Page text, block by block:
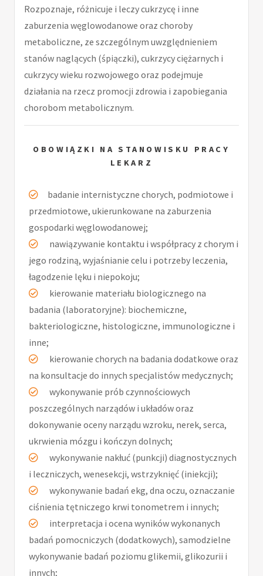
Rozpoznaje, różnicuje i leczy cukrzycę i inne
zaburzenia węglowodanowe oraz choroby
metaboliczne, ze szczególnym uwzględnieniem
stanów naglących (śpiączki), cukrzycy ciężarnych i
cukrzycy wieku rozwojowego oraz podejmuje
działania na rzecz promocji zdrowia i zapobiegania
chorobom metabolicznym.
OBOWIĄZKI NA STANOWISKU PRACY
LEKARZ
badanie internistyczne chorych, podmiotowe i
przedmiotowe, ukierunkowane na zaburzenia
gospodarki węglowodanowej;
nawiązywanie kontaktu i współpracy z chorym i
jego rodziną, wyjaśnianie celu i potrzeby leczenia,
łagodzenie lęku i niepokoju;
kierowanie materiału biologicznego na
badania (laboratoryjne): biochemiczne,
bakteriologiczne, histologiczne, immunologiczne i
inne;
kierowanie chorych na badania dodatkowe oraz
na konsultacje do innych specjalistów medycznych;
wykonywanie prób czynnościowych
poszczególnych narządów i układów oraz
dokonywanie oceny narządu wzroku, nerek, serca,
ukrwienia mózgu i kończyn dolnych;
wykonywanie nakłuć (punkcji) diagnostycznych
i leczniczych, wenesekcji, wstrzyknięć (iniekcji);
wykonywanie badań ekg, dna oczu, oznaczanie
ciśnienia tętniczego krwi tonometrem i innych;
interpretacja i ocena wyników wykonanych
badań pomocniczych (dodatkowych), samodzielne
wykonywanie badań poziomu glikemii, glikozurii i
innych;